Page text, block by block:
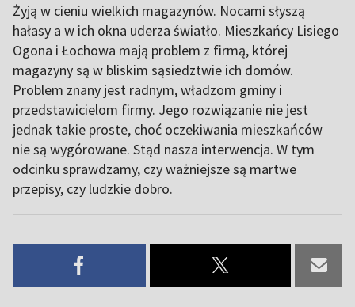
Żyją w cieniu wielkich magazynów. Nocami słyszą
hałasy a w ich okna uderza światło. Mieszkańcy Lisiego
Ogona i Łochowa mają problem z firmą, której
magazyny są w bliskim sąsiedztwie ich domów.
Problem znany jest radnym, władzom gminy i
przedstawicielom firmy. Jego rozwiązanie nie jest
jednak takie proste, choć oczekiwania mieszkańców
nie są wygórowane. Stąd nasza interwencja. W tym
odcinku sprawdzamy, czy ważniejsze są martwe
przepisy, czy ludzkie dobro.